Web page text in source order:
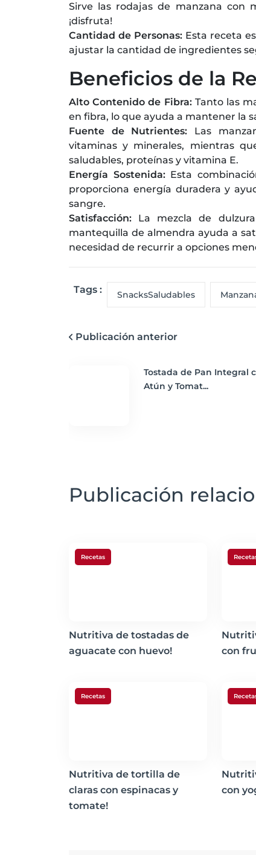
Sirve las rodajas de manzana
¡disfruta!
Cantidad de Personas: Esta receta
ajustar la cantidad de ingredientes
Beneficios de la
Alto Contenido de Fibra: Tanto las
en fibra, lo que ayuda a mantener la
Fuente de Nutrientes: Las
vitaminas y minerales, mientras
saludables, proteínas y vitamina E.
Energía Sostenida:Esta
proporciona energía duradera y
sangre.
Satisfacción: La mezcla de
mantequilla de almendra ayuda a
necesidad de recurrir a opciones
Tags : SnacksSaludables
Publicación anterior
Tostada de Pan Integral
Atún y Tomat...
Publicación
Recetas
Nutritiva de tostadas de
aguacate con huevo!
con
Recetas
Nutritiva de tortilla de
claras con espinacas y
tomate!
con